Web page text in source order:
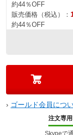
約44％OFF
販売価格（税込）：
約44％OFF
› ゴールド会員につ
注文専
Skypeで